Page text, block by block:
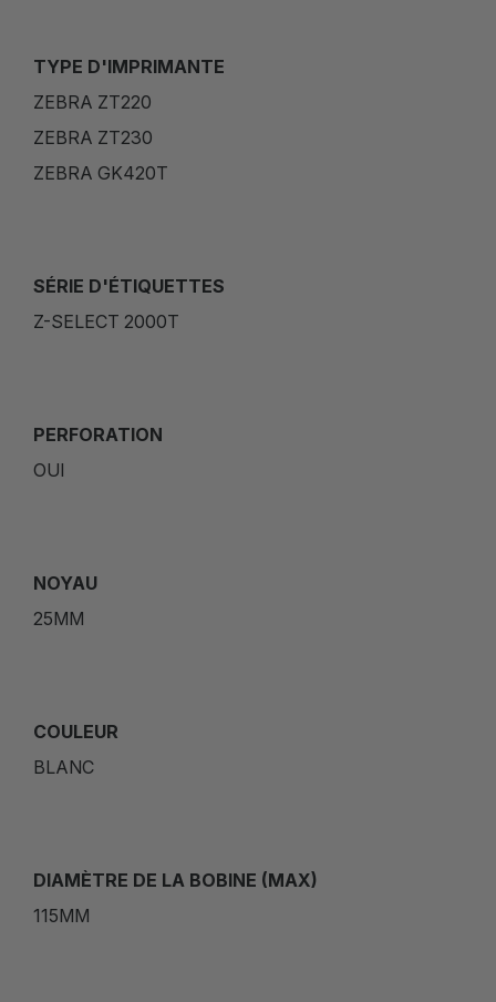
TYPE D'IMPRIMANTE
ZEBRA ZT220
ZEBRA ZT230
ZEBRA GK420T
SÉRIE D'ÉTIQUETTES
Z-SELECT 2000T
PERFORATION
OUI
NOYAU
25MM
COULEUR
BLANC
DIAMÈTRE DE LA BOBINE (MAX)
115MM